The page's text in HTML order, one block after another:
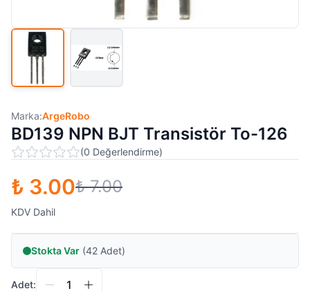
Marka:ArgeRobo
BD139 NPN BJT Transistör To-126
(0 Değerlendirme)
₺ 3.00₺ 7.00
KDV Dahil
Stokta Var (42 Adet)
Adet: